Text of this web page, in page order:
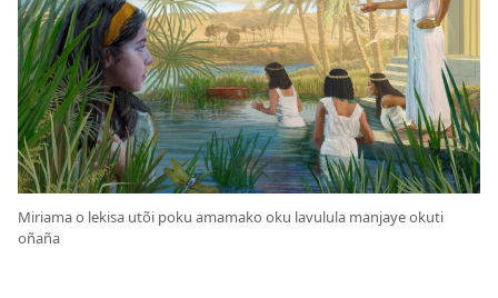
Miriama o lekisa utõi poku amamako oku lavulula manjaye okuti
oñaña